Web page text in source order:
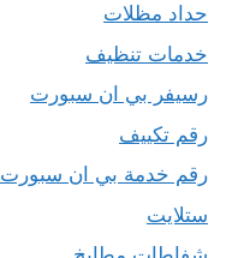
حداد مظلات
خدمات تنظيف
رسيفر بي ان سبورت
رقم تكييف
رقم خدمة بي ان سبورت
ستلايت